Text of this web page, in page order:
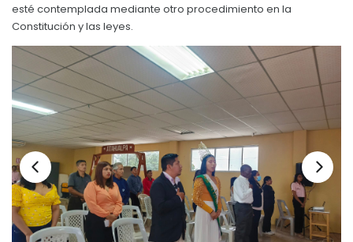
Plan Operativo Anual - POA
PRESUPUESTO: EJECUCIÓN Y REPORTES
Cédulas presupuestarias y balances
Procesos de contratación
Ejecución Presupuestaria
Obras y proyectos
esté contemplada mediante otro procedimiento en la
Constitución y las leyes.